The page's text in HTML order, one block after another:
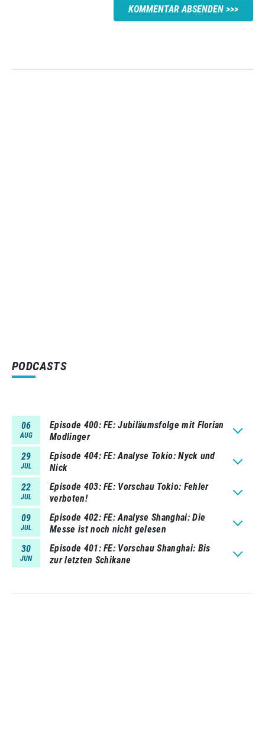
KOMMENTAR ABSENDEN
PODCASTS
06
AUG
Episode 400 FE: Jubiläumsfolge mit Florian
Modlinger
29
JUL
Episode 404 FE: Analyse Tokio: Nyck und
Nick
22
JUL
Episode 403 FE: Vorschau Tokio: Fehler
verboten!
09
JUL
Episode 402 FE: Analyse Shanghai: Die
Messe ist noch nicht gelesen
30
JUN
Episode 401 FE: Vorschau Shanghai: Bis
zur letzten Schikane